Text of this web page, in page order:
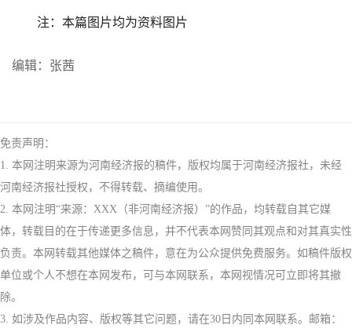
注：本篇图片均为资料图片
编辑：张茜
免责声明：
1. 本网注明来源为河南经济报的稿件，版权均属于河南经济报社，未经
河南经济报社授权，不得转载、摘编使用。
2. 本网注明“来源：XXX（非河南经济报）”的作品，均转载自其它媒
体，转载目的在于传递更多信息，并不代表本网赞同其观点和对其真实性
负责。本网转载其他媒体之稿件，意在为公众提供免费服务。如稿件版权
单位或个人不想在本网发布，可与本网联系，本网视情况可立即将其撤
除。
3. 如涉及作品内容、版权等其它问题，请在30日内同本网联系。邮箱：